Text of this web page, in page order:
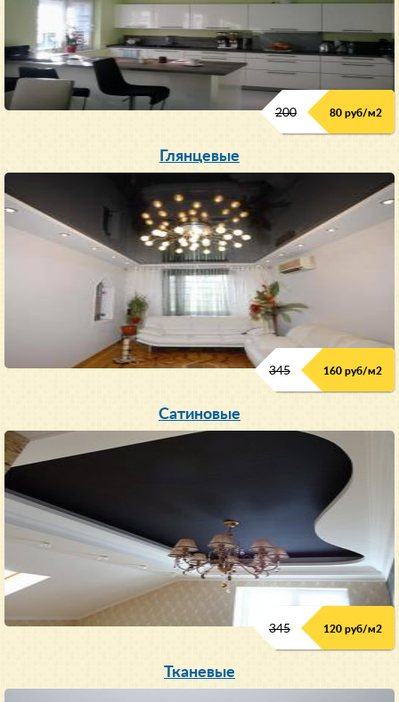
200 80 руб/м2
Глянцевые
345 160 руб/м2
Сатиновые
345 120 руб/м2
Тканевые